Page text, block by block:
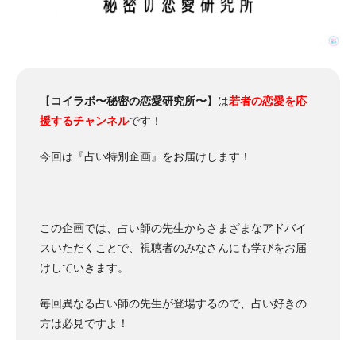
【 コイラボ〜秘密の恋愛研究所〜】は若者の恋愛を応
援するチャンネルです！
今回は『占い特別企画』をお届けします！
この企画では、占い師の先生からさまざまなアドバイ
スいただくことで、視聴者のみなさんにも学びをお届
けしていきます。
毎回異なる占い師の先生が登場するので、占い好きの
方は必見ですよ！